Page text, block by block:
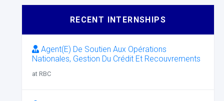
RECENT INTERNSHIPS
Agent(E) De Soutien Aux Opérations
Nationales, Gestion Du Crédit Et Recouvrements
at RBC